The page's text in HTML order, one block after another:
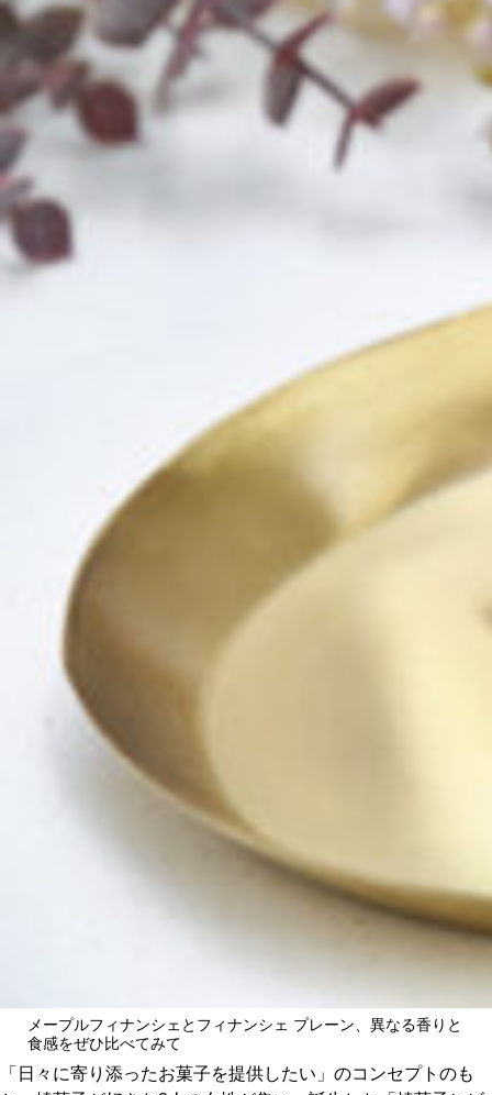
メープルフィナンシェとフィナンシェ プレーン、異なる香りと
食感をぜひ比べてみて
「日々に寄り添ったお菓子を提供したい」のコンセプトのも